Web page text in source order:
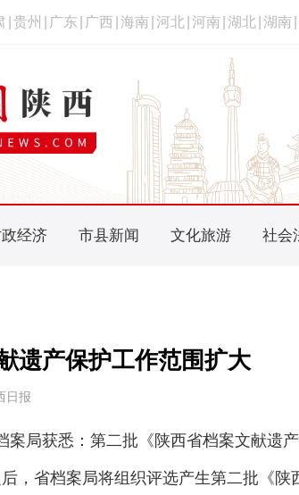
贵州 广东 广西 海南 河北 河南 湖北 湖南
经济 市县新闻 文化旅游 社会
遗产保护工作范围扩大
日报
局获悉：第二批《陕西省档案文献遗
，省档案局将组织评选产生第二批《